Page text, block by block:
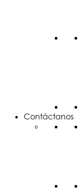
Contáctanos